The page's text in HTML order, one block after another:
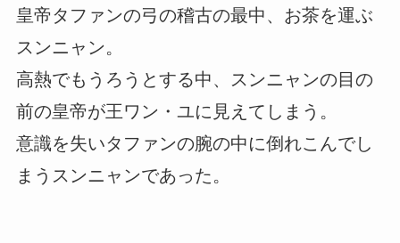
皇帝タファンの弓の稽古の最中、お茶を運ぶ
スンニャン。
高熱でもうろうとする中、スンニャンの目の
前の皇帝が王ワン・ユに見えてしまう。
意識を失いタファンの腕の中に倒れこんでし
まうスンニャンであった。